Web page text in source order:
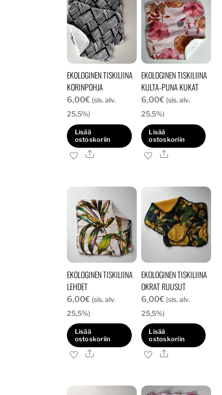
EKOLOGINEN TISKILIINA
KORINPOHJA
6,00€ (sis. alv.
25,5%)
Lisää
ostoskoriin
Ale
EKOLOGINEN TISKILIINA
KULTA-PUNA KUKAT
6,00€ (sis. alv.
25,5%)
Lisää
ostoskoriin
Ale
EKOLOGINEN TISKILIINA
LEHDET
6,00€ (sis. alv.
25,5%)
Lisää
ostoskoriin
Ale
EKOLOGINEN TISKILIINA
OKRAT RUUSUT
6,00€ (sis. alv.
25,5%)
Lisää
ostoskoriin
Ale